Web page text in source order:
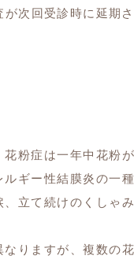
次回受診時に延期
粉症は一年中花粉
ギー性結膜炎の一種
立て続けのくしゃみ
りますが、複数の